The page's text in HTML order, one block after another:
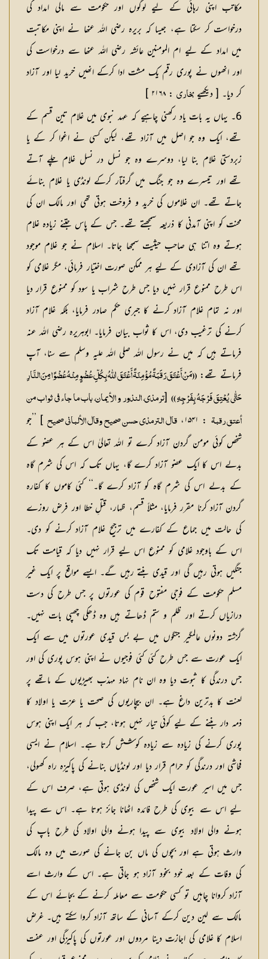
مکاتب اپنی رہائی کے لیے لوگوں اور حکومت سے مالی امداد کی
درخواست کر سکتا ہے، جیسا کہ بریرہ رضی اللہ عنھا نے اپنی مکاتبت
میں امداد کے لیے ام المومنین عائشہ رضی اللہ عنھا سے درخواست کی
اور انھوں نے پوری رقم یک مشت ادا کرکے انھیں خرید لیا اور آزاد
کر دیا۔ [ دیکھیےبخاري : ۲۱۶۸ ]
6۔ یہاں یہ بات یاد رکھنی چاہیے کہ عہد نبوی میں غلام تین قسم کے
تھے، ایک وہ جو اصل میں آزاد تھے، لیکن کسی نے اغوا کر کے یا
زبردستی غلام بنا لیا، دوسرے وہ جو نسل در نسل غلام چلے آتے
تھے اور تیسرے وہ جو جنگ میں گرفتار کرکے لونڈی یا غلام بنائے
جاتے تھے۔ ان غلاموں کی خرید و فروخت ہوتی تھی اور مالک ان کی
محنت کو اپنی آمدنی کا ذریعہ سمجھتے تھے۔ جس کے پاس جتنے زیادہ غلام
ہوتے وہ اتنا ہی صاحب حیثیت سمجھا جاتا۔ اسلام نے جو غلام موجود
تھے ان کی آزادی کے لیے ہر ممکن صورت اختیار فرمائی، مگر غلامی کو
اس طرح ممنوع قرار نہیں دیا جس طرح شراب یا سود کو ممنوع قرار دیا
اور نہ تمام غلام آزاد کرنے کا جبری حکم صادر فرمایا، بلکہ غلام آزاد
کرنے کی ترغیب دی، اس کا ثواب بیان فرمایا۔ ابوہریرہ رضی اللہ عنہ
فرماتے ہیں کہ میں نے رسول اللہ صلی اللہ علیہ وسلم سے سنا، آپ
فرماتے تھے:((مَنْ أَعْتَقَ رَقَبَةً مُؤْمِنَةً أَعْتَقَ اللّٰهُ بِكُلِّ عُضْوٍ مِنْهُ عُضْوًا مِنَ النَّارِ
حَتّٰی يُعْتِقَ فَرْجَهُ بِفَرْجِهِ )) [ترمذي، النذور و الأیمان، باب ما جاء في ثواب من
أعتق رقبۃ : ۱۵۴۱، قال الترمذي حسن صحیح وقال الألباني صحیح ] ’’جو
شخص کوئی مومن گردن آزاد کرے تو اللہ تعالیٰ اس کے ہر عضو کے
بدلے اس کا ایک عضو آزاد کرے گا، یہاں تک کہ اس کی شرم گاہ
کے بدلے اس کی شرم گاہ کو آزاد کرے گا۔‘‘ کئی کاموں کا کفارہ
گردن آزاد کرنا مقرر فرمایا، مثلاً قسم، ظہار، قتلِ خطا اور فرض روزے
کی حالت میں جماع کے کفارے میں ترجیح غلام آزاد کرنے کو دی۔
اس کے باوجود غلامی کو ممنوع اس لیے قرار نہیں دیا کہ قیامت تک
جنگیں ہوتی رہیں گی اور قیدی بنتے رہیں گے۔ ایسے مواقع پر ایک غیر
مسلم حکومت کے فوجی مفتوح قوم کی عورتوں پر جس طرح کی دست
درازیاں کرتے اور ظلم و ستم ڈھاتے ہیں وہ ڈھکی چھپی بات نہیں۔
گزشتہ دونوں عالمگیر جنگوں میں بے بس قیدی عورتوں میں سے ایک
ایک عورت سے جس طرح کئی کئی فوجیوں نے اپنی ہوس پوری کی اور
جس درندگی کا ثبوت دیا وہ ان نام نہاد مہذب بھیڑیوں کے ماتھے پر
لعنت کا بدترین داغ ہے۔ ان بیچاریوں کی صحت یا عزت یا اولاد کا
ذمہ دار بننے کے لیے کوئی تیار نہیں ہوتا، جب کہ ہر ایک اپنی ہوس
پوری کرنے کی زیادہ سے زیادہ کوشش کرتا ہے۔ اسلام نے ایسی
فحاشی اور درندگی کو حرام قرار دیا اور لونڈیاں بنانے کی پاکیزہ راہ کھولی،
جس میں اسیر عورت ایک شخص کی لونڈی ہوتی ہے، صرف اس کے
لیے اس سے بیوی کی طرح فائدہ اٹھانا جائز ہوتا ہے۔ اس سے پیدا
ہونے والی اولاد بیوی سے پیدا ہونے والی اولاد کی طرح باپ کی
وارث ہوتی ہے اور بچوں کی ماں بن جانے کی صورت میں وہ مالک
کی وفات کے بعد خود بخود آزاد ہو جاتی ہے۔ اس کے وارث اسے
آزاد کروانا چاہیں تو کسی حکومت سے معاملہ کرنے کے بجائے اس کے
مالک سے لین دین کرکے آسانی کے ساتھ آزاد کروا سکتے ہیں۔ غرض
اسلام کا غلامی کی اجازت دینا مردوں اور عورتوں کی پاکیزگی اور عفت